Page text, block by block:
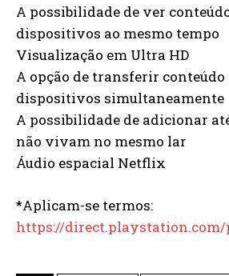
A possibilidade de ver
dispositivos ao mesmo tempo
Visualização em Ultra HD
A opção de transferir conteúdo
dispositivos simultaneamente
A possibilidade de adicionar
não vivam no mesmo lar
Áudio espacial Netflix
*Aplicam-se termos:
https://